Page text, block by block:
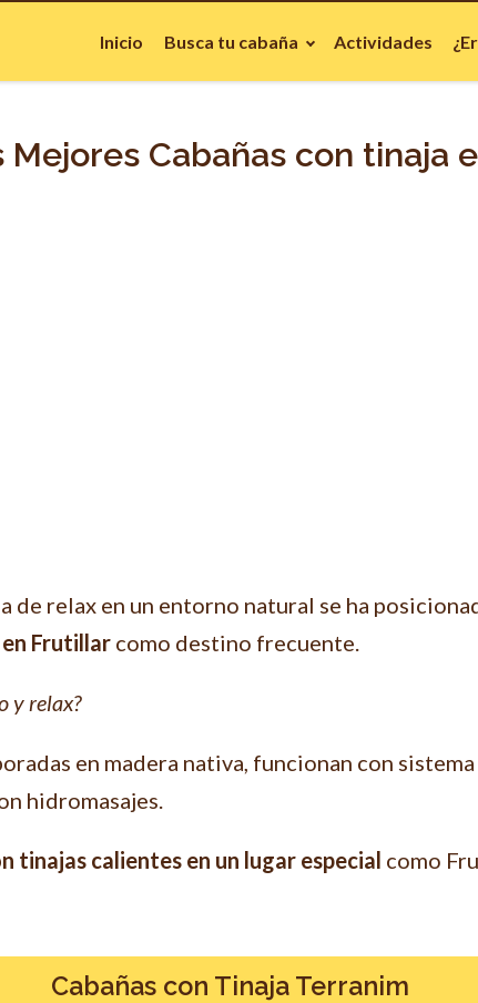
Inicio Busca tu cabaña Actividades
Mejores Cabañas con tinaja
de relax en un entorno natural se ha
Frutillar como destino frecuente.
y relax?
en madera nativa, funcionan con
hidromasajes.
tinajas calientes en un lugar especial como
Cabañas con Tinaja Terranim